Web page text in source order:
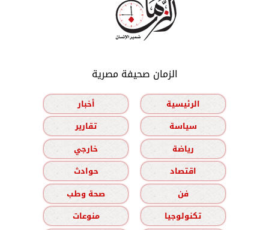
الزمان صحيفة مصرية
الرئيسية
أخبار
سياسة
تقارير
رياضة
خارجي
اقتصاد
حوادث
فن
صحة وطب
تكنولوجيا
منوعات